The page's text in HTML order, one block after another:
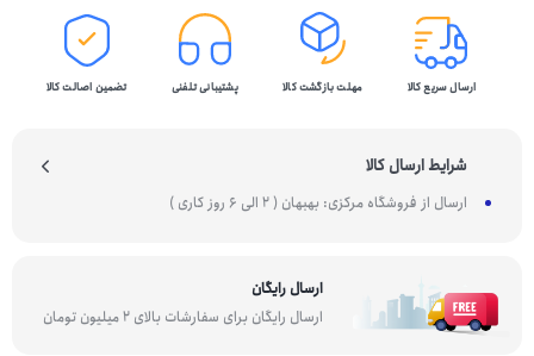
ارسال سریع کالا مهلت بازگشت کالا پشتیبانی تلفنی تضمین اصالت کالا
شرایط ارسال کالا
ارسال از فروشگاه مرکزی: بهبهان ( 2 الی 6 روز کاری )
ارسال رایگان
ارسال رایگان برای سفارشات بالای 2 میلیون تومان